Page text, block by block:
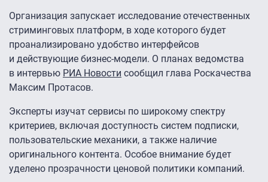
Организация запускает исследование отечественных
стриминговых платформ, в ходе которого будет
проанализировано удобство интерфейсов
и действующие бизнес-модели. О планах ведомства
в интервью РИА Новости сообщил глава Роскачества
Максим Протасов.
Эксперты изучат сервисы по широкому спектру
критериев, включая доступность систем подписки,
пользовательские механики, а также наличие
оригинального контента. Особое внимание будет
уделено прозрачности ценовой политики компаний.